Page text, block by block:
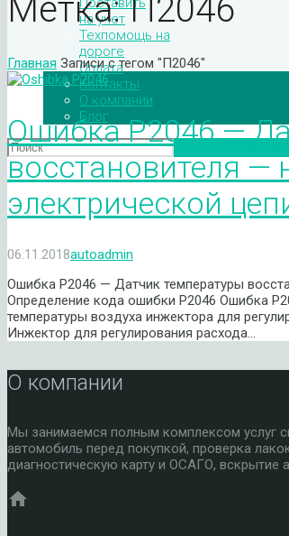
на учет
Техпомощь на
дороге
Оплата
Контакты
О компании
Блог
Метка:П2046
Главная Записи с тегом "П2046"
Ошибка P2046 —
восстановителя —
электрической
06.11.2018autoadmin
Ошибка P2046 — Датчик температуры
Определение кода ошибки P2046 Ошибка
температуры воздуха инжектора для
Инжектор для регулирования расхода…
О компании
Мы занимаемся полным комплексом услуг
автомобиль перед покупкой, проверка
диагностическую карту и ОСАГО, вскрытие
home